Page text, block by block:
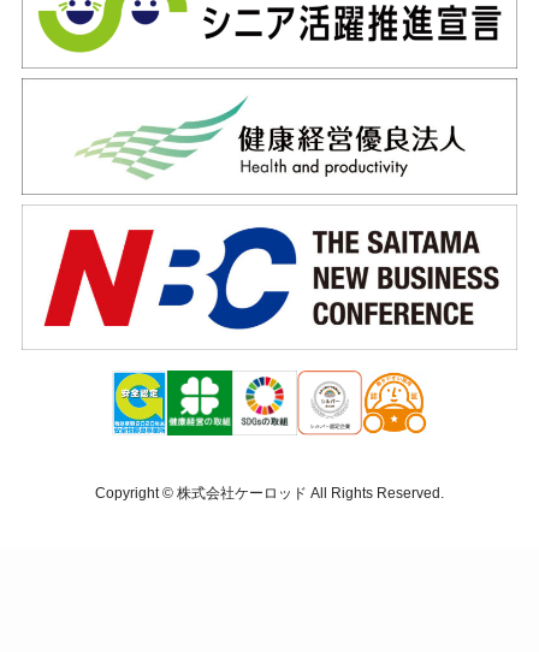
Copyright © 株式会社ケーロッド All Rights Reserved.